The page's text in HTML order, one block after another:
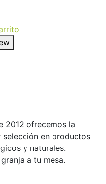
2012 ofrecemos la
selección en productos
y naturales.
a tu mesa.